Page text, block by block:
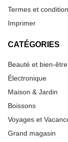
Termes et
Imprimer
CATÉGORIES
Beauté et bien-être
Électronique
Maison & Jardin
Boissons
Voyages et
Grand magasin